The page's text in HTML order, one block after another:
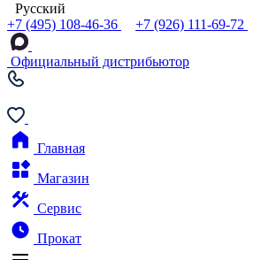
Русский
+7 (495) 108-46-36
+7 (926) 111-69-72
Официальный дистрибьютор
Главная
Магазин
Сервис
Прокат